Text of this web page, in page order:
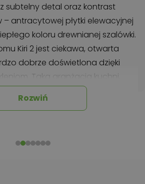
subtelny detal oraz kontrast
– antracytowej płytki elewacyjnej
koloru drewnianej szalówki.
Kiri 2 jest ciekawa, otwarta
dobrze doświetlona dzięki
Taka aranżacja kuchni,
że wydają się one jeszcze
z zewnątrz staje się nieodzowną
dużą spiżarnią. Funkcjonalny
Rozwiń